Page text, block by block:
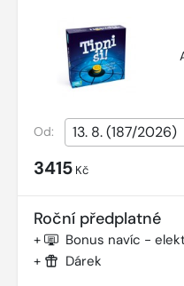
Od:
3415 Kč
Roční předplatné
+ Bonus navíc -
+ Dárek